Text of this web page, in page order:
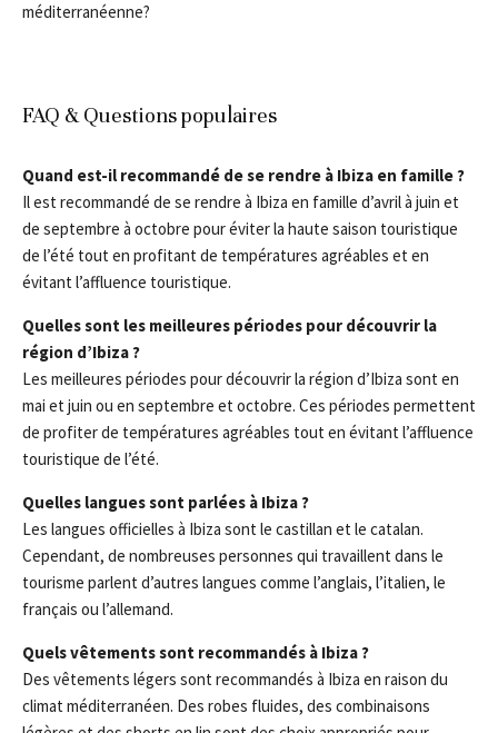
méditerranéenne?
FAQ & Questions populaires
Quand est-il recommandé de se rendre à Ibiza en famille ?
Il est recommandé de se rendre à Ibiza en famille d’avril à juin et
de septembre à octobre pour éviter la haute saison touristique
de l’été tout en profitant de températures agréables et en
évitant l’affluence touristique.
Quelles sont les meilleures périodes pour découvrir la
région d’Ibiza ?
Les meilleures périodes pour découvrir la région d’Ibiza sont en
mai et juin ou en septembre et octobre. Ces périodes permettent
de profiter de températures agréables tout en évitant l’affluence
touristique de l’été.
Quelles langues sont parlées à Ibiza ?
Les langues officielles à Ibiza sont le castillan et le catalan.
Cependant, de nombreuses personnes qui travaillent dans le
tourisme parlent d’autres langues comme l’anglais, l’italien, le
français ou l’allemand.
Quels vêtements sont recommandés à Ibiza ?
Des vêtements légers sont recommandés à Ibiza en raison du
climat méditerranéen. Des robes fluides, des combinaisons